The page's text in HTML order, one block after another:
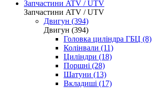
Запчастини ATV / UTV
Запчастини ATV / UTV
Двигун (394)
Двигун (394)
Головка циліндра ГБЦ (8)
Колінвали (11)
Циліндри (18)
Поршні (28)
Шатуни (13)
Вкладиші (17)